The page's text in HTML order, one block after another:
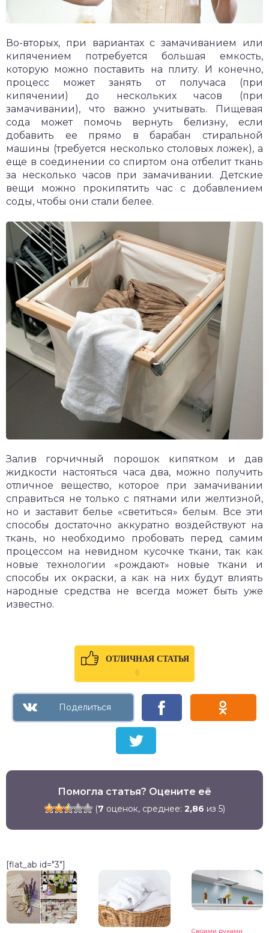
Во-вторых, при вариантах с замачиванием или
кипячением потребуется большая емкость,
которую можно поставить на плиту. И конечно,
процесс может занять от получаса (при
кипячении) до нескольких часов (при
замачивании), что важно учитывать. Пищевая
сода может помочь вернуть белизну, если
добавить ее прямо в барабан стиральной
машины (требуется несколько столовых ложек), а
еще в соединении со спиртом она отбелит ткань
за несколько часов при замачивании. Детские
вещи можно прокипятить час с добавлением
соды, чтобы они стали белее.
Залив горчичный порошок кипятком и дав
жидкости настояться часа два, можно получить
отличное вещество, которое при замачивании
справиться не только с пятнами или желтизной,
но и заставит белье «светиться» белым. Все эти
способы достаточно аккуратно воздействуют на
ткань, но необходимо пробовать перед самим
процессом на невидном кусочке ткани, так как
новые технологии «рождают» новые ткани и
способы их окраски, а как на них будут влиять
народные средства не всегда может быть уже
известно.
ОТЛИЧНАЯ СТАТЬЯ
0
Помогла статья? Оцените её
(7 оценок, среднее: 2,86 из 5)
[flat_ab id="3"]
Своими руками